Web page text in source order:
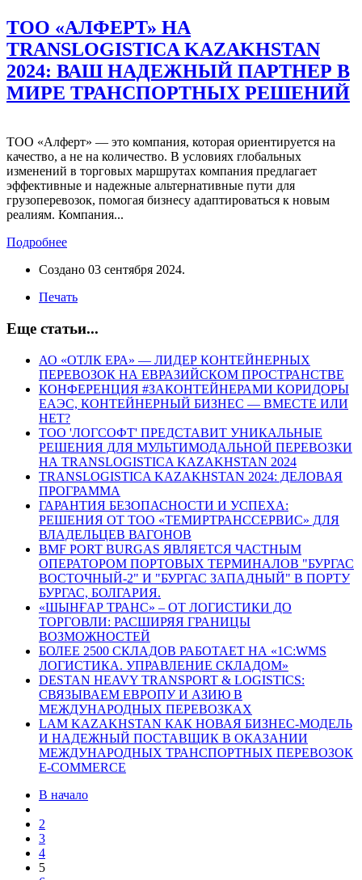
ТОО «АЛФЕРТ» НА
TRANSLOGISTICA KAZAKHSTAN
2024: ВАШ НАДЕЖНЫЙ ПАРТНЕР В
МИРЕ ТРАНСПОРТНЫХ РЕШЕНИЙ
ТОО «Алферт» — это компания, которая ориентируется на
качество, а не на количество. В условиях глобальных
изменений в торговых маршрутах компания предлагает
эффективные и надежные альтернативные пути для
грузоперевозок, помогая бизнесу адаптироваться к новым
реалиям. Компания...
Подробнее
Создано 03 сентября 2024.
Печать
Еще статьи...
АО «ОТЛК ЕРА» — ЛИДЕР КОНТЕЙНЕРНЫХ
ПЕРЕВОЗОК НА ЕВРАЗИЙСКОМ ПРОСТРАНСТВЕ
КОНФЕРЕНЦИЯ #ЗАКОНТЕЙНЕРАМИ КОРИДОРЫ
ЕАЭС, КОНТЕЙНЕРНЫЙ БИЗНЕС — ВМЕСТЕ ИЛИ
НЕТ?
ТОО 'ЛОГСОФТ' ПРЕДСТАВИТ УНИКАЛЬНЫЕ
РЕШЕНИЯ ДЛЯ МУЛЬТИМОДАЛЬНОЙ ПЕРЕВОЗКИ
НА TRANSLOGISTICA KAZAKHSTAN 2024
TRANSLOGISTICA KAZAKHSTAN 2024: ДЕЛОВАЯ
ПРОГРАММА
ГАРАНТИЯ БЕЗОПАСНОСТИ И УСПЕХА:
РЕШЕНИЯ ОТ ТОО «ТЕМИРТРАНССЕРВИС» ДЛЯ
ВЛАДЕЛЬЦЕВ ВАГОНОВ
BMF PORT BURGAS ЯВЛЯЕТСЯ ЧАСТНЫМ
ОПЕРАТОРОМ ПОРТОВЫХ ТЕРМИНАЛОВ "БУРГАС
ВОСТОЧНЫЙ-2" И "БУРГАС ЗАПАДНЫЙ" В ПОРТУ
БУРГАС, БОЛГАРИЯ.
«ШЫНҒАР ТРАНС» – ОТ ЛОГИСТИКИ ДО
ТОРГОВЛИ: РАСШИРЯЯ ГРАНИЦЫ
ВОЗМОЖНОСТЕЙ
БОЛЕЕ 2500 СКЛАДОВ РАБОТАЕТ НА «1С:WMS
ЛОГИСТИКА. УПРАВЛЕНИЕ СКЛАДОМ»
DESTAN HEAVY TRANSPORT & LOGISTICS:
СВЯЗЫВАЕМ ЕВРОПУ И АЗИЮ В
МЕЖДУНАРОДНЫХ ПЕРЕВОЗКАХ
LAM KAZAKHSTAN КАК НОВАЯ БИЗНЕС-МОДЕЛЬ
И НАДЕЖНЫЙ ПОСТАВЩИК В ОКАЗАНИИ
МЕЖДУНАРОДНЫХ ТРАНСПОРТНЫХ ПЕРЕВОЗОК
E-COMMERCE
В начало
2
3
4
5